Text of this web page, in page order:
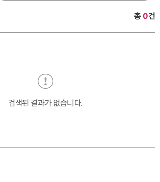
총0건
검색된 결과가 없습니다.